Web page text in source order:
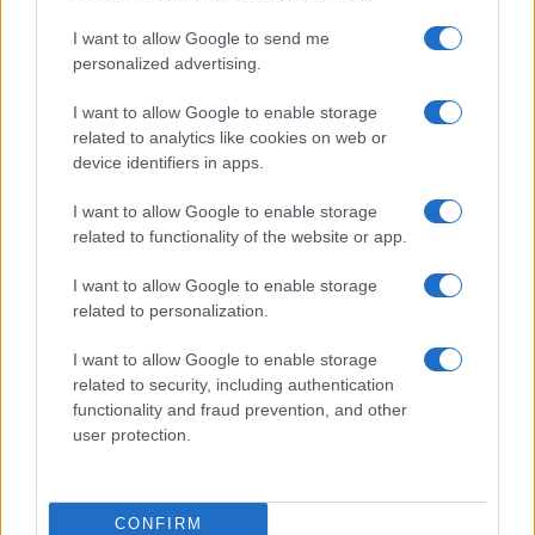
I want to allow Google to send me
personalized advertising.
I want to allow Google to enable storage
related to analytics like cookies on web or
device identifiers in apps.
I want to allow Google to enable storage
related to functionality of the website or app.
I want to allow Google to enable storage
related to personalization.
I want to allow Google to enable storage
related to security, including authentication
functionality and fraud prevention, and other
user protection.
CONFIRM
OpenAI, Anthropic e DeepSeek: la guerra dei prezzi
nell’IA nel 2026
Edoardo Marchesi · 3 Ago 2026
FIERE E EVENTI